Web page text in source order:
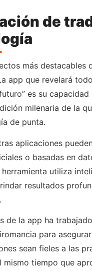
de
más destacables
app que revelará
es su capacidad
milenaria de la
de punta.
aplicaciones
o basadas en
utiliza
resultados
de la app ha
para
sean fieles a las
mismo tiempo que